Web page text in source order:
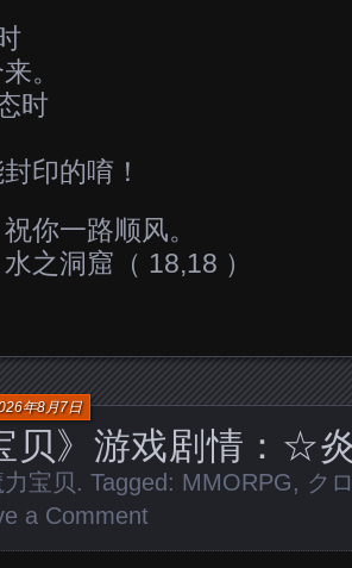
。
时
印的唷！
你一路顺风。
之洞窟（ 18,18 ）
贝》游戏剧情：☆
年8月7日
力宝贝 . Tagged: MMORPG, ク
a Comment